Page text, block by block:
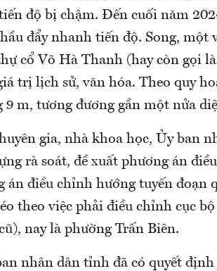
độ bị chậm. Đến cuối năm
đẩy nhanh tiến độ. Song, một
cổ Võ Hà Thanh (hay còn gọi
trị lịch sử, văn hóa. Theo quy
9 m, tương đương gần một nửa
gia, nhà khoa học, Ủy ban
rà soát, đề xuất phương án
án điều chỉnh hướng tuyến đoạn
theo việc phải điều chỉnh cục
nay là phường Trấn Biên.
nhân dân tỉnh đã có quyết định